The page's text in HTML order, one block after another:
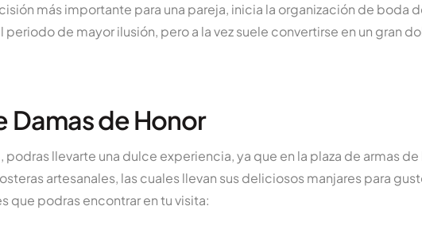
más importante para una pareja, inicia la organización de boda
periodo de mayor ilusión, pero a la vez suele convertirse en un gran
Damas de Honor
podras llevarte una dulce experiencia, ya que en la plaza de armas
artesanales, las cuales llevan sus deliciosos manjares para
que podras encontrar en tu visita: